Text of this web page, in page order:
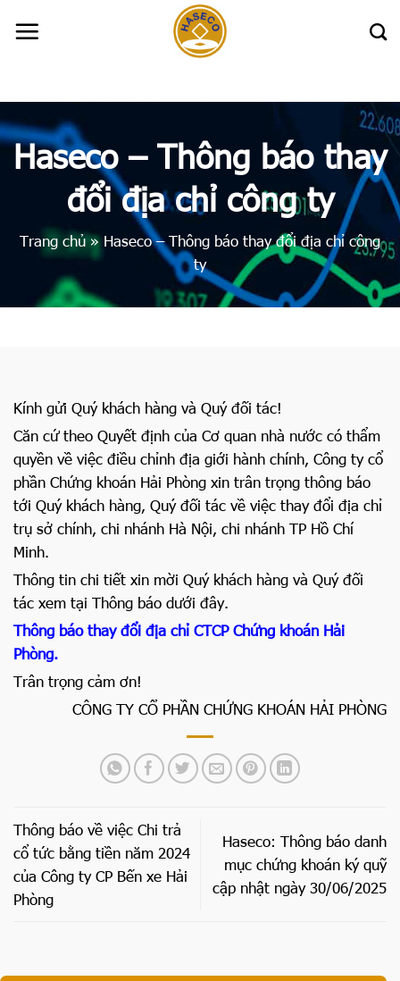
Haseco – Thông báo thay
đổi địa chỉ công ty
Trang chủ»Haseco – Thông báo thay đổi địa chỉ công
ty
Kính gửi Quý khách hàng và Quý đối tác!
Căn cứ theo Quyết định của Cơ quan nhà nước có thẩm
quyền về việc điều chỉnh địa giới hành chính, Công ty cổ
phần Chứng khoán Hải Phòng xin trân trọng thông báo
tới Quý khách hàng, Quý đối tác về việc thay đổi địa chỉ
trụ sở chính, chi nhánh Hà Nội, chi nhánh TP Hồ Chí
Minh.
Thông tin chi tiết xin mời Quý khách hàng và Quý đối
tác xem tại Thông báo dưới đây.
Thông báo thay đổi địa chỉ CTCP Chứng khoán Hải
Phòng.
Trân trọng cảm ơn!
CÔNG TY CỔ PHẦN CHỨNG KHOÁN HẢI PHÒNG
Thông báo về việc Chi trả
cổ tức bằng tiền năm 2024
của Công ty CP Bến xe Hải
Phòng
Haseco: Thông báo danh
mục chứng khoán ký quỹ
cập nhật ngày 30/06/2025